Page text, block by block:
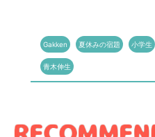
Gakken 夏休みの宿題 小学生
青木伸生